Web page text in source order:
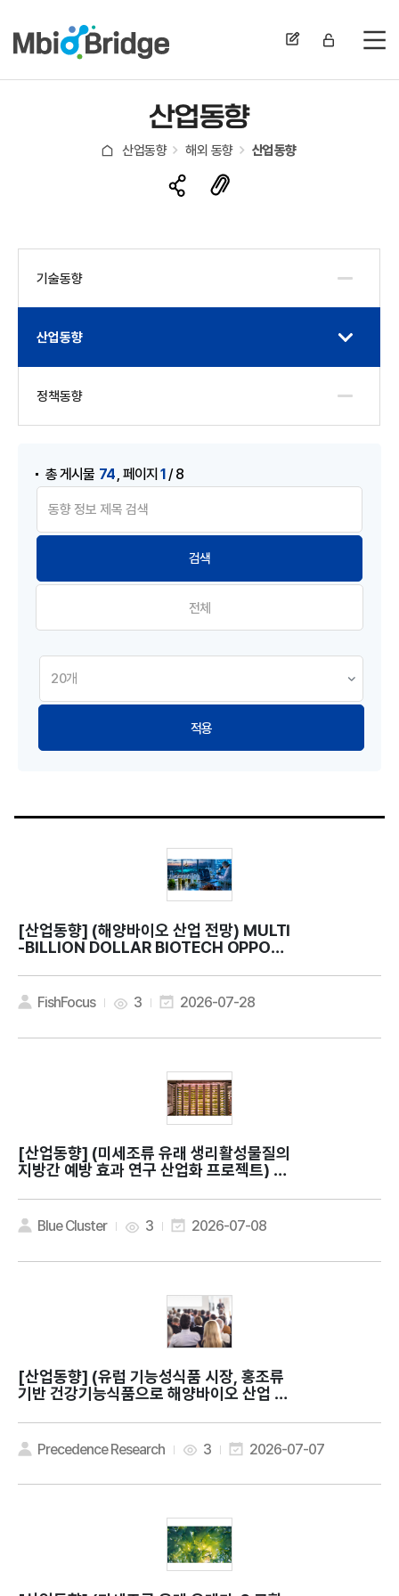
전
산업동향
산업동향 해외 동향 산업동향
기술동향
산업동향
정책동향
총 게시물 74 ,페이지1/ 8
전체
적용
[산업동향]
-BILLION DOLLAR BIOTECH OPPORT
FishFocus 3 2026-07-28
[산업동향]
지방간 예방 효과 연구 산업화 프로젝트) C
r health?
Blue Cluster 3 2026-07-08
[산업동향]
기반 건강기능식품으로 해양바이오 산업 확
Expands as Pure Ocean Algae Lau
nches Red Seaweed Supplements
Precedence Research 3 2026-07-07